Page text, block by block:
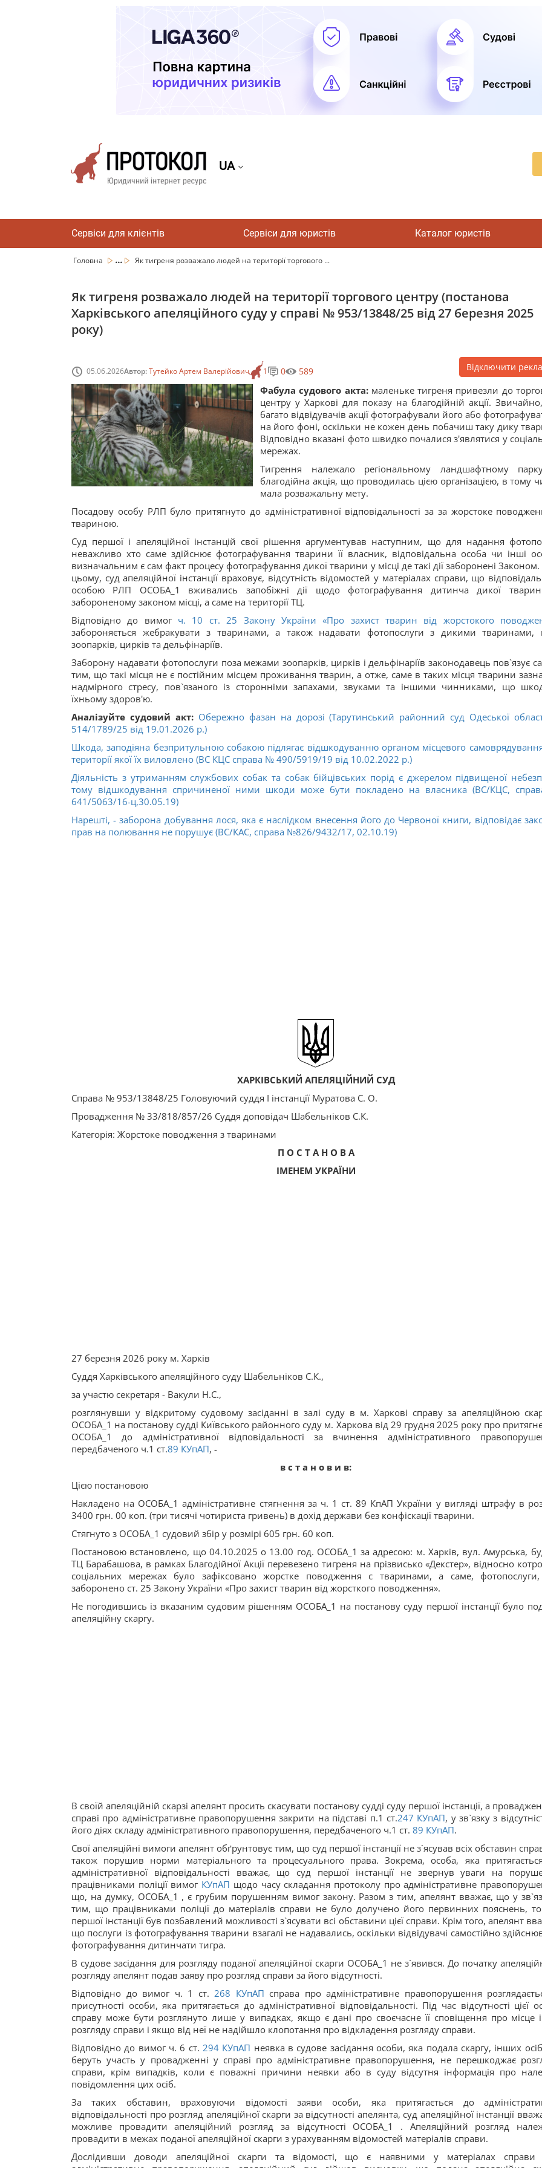
UA
Сервіси для клієнтів Сервіси для юристів Каталог юристів
Головна ... Як тигреня розважало людей на території торгового ...
Як тигреня розважало людей на території торгового центру (постанова
Харківського апеляційного суду у справі № 953/13848/25 від 27 березня 2025
року)
05.06.2026Автор:Тутейко Артем Валерійович 1 0 589 Відключити
Фабула судового акта: маленьке тигреня привезли до
центру у Харкові для показу на благодійній акції.
багато відвідувачів акції фотографували його або
на його фоні, оскільки не кожен день побачиш таку дику
Відповідно вказані фото швидко почалися з'являтися у
мережах.
Тигрення належало регіональному ландшафтному
благодійна акція, що проводилась цією організацією, в тому
мала розважальну мету.
Посадову особу РЛП було притягнуто до адміністративної відповідальності за за жорстоке
твариною.
Суд першої і апеляційної інстанцій свої рішення аргументував наступним, що для надання
неважливо хто саме здійснює фотографування тварини її власник, відповідальна особа чи інші
визначальним є сам факт процесу фотографування дикої тварини у місці де такі дії заборонені
цьому, суд апеляційної інстанції враховує, відсутність відомостей у матеріалах справи, що
особою РЛП ОСОБА_1 вживались запобіжні дії щодо фотографування дитинча дикої
забороненому законом місці, а саме на території ТЦ.
Відповідно до вимог ч. 10 ст. 25 Закону України «Про захист тварин від жорстокого
забороняється жебракувати з тваринами, а також надавати фотопослуги з дикими тваринами,
зоопарків, цирків та дельфінаріїв.
Заборону надавати фотопослуги поза межами зоопарків, цирків і дельфінаріїв законодавець пов`язує
тим, що такі місця не є постійним місцем проживання тварин, а отже, саме в таких місця тварини
надмірного стресу, пов`язаного із сторонніми запахами, звуками та іншими чинниками, що
їхньому здоров'ю.
Аналізуйте судовий акт: Обережно фазан на дорозі (Тарутинський районний суд Одеської
514/1789/25 від 19.01.2026 р.)
Шкода, заподіяна безпритульною собакою підлягає відшкодуванню органом місцевого
території якої їх виловлено (ВС КЦС справа № 490/5919/19 від 10.02.2022 р.)
Діяльність з утриманням службових собак та собак бійцівських порід є джерелом підвищеної
тому відшкодування спричиненої ними шкоди може бути покладено на власника (ВС/КЦС,
641/5063/16-ц,30.05.19)
Нарешті, - заборона добування лося, яка є наслідком внесення його до Червоної книги, відповідає
прав на полювання не порушує (ВС/КАС, справа №826/9432/17, 02.10.19)
ХАРКІВСЬКИЙ АПЕЛЯЦІЙНИЙ СУД
Справа № 953/13848/25 Головуючий суддя І інстанції Муратова С. О.
Провадження № 33/818/857/26 Суддя доповідач Шабельніков С.К.
Категорія: Жорстоке поводження з тваринами
П О С Т А Н О В А
ІМЕНЕМ УКРАЇНИ
27 березня 2026 року м. Харків
Суддя Харківського апеляційного суду Шабельніков С.К.,
за участю секретаря - Вакули Н.С.,
розглянувши у відкритому судовому засіданні в залі суду в м. Харкові справу за апеляційною
ОСОБА_1 на постанову судді Київського районного суду м. Харкова від 29 грудня 2025 року про
ОСОБА_1 до адміністративної відповідальності за вчинення адміністративного
передбаченого ч.1 ст.89 КУпАП, -
в с т а н о в и в:
Цією постановою
Накладено на ОСОБА_1 адміністративне стягнення за ч. 1 ст. 89 КпАП України у вигляді штрафу в
3400 грн. 00 коп. (три тисячі чотириста гривень) в дохід держави без конфіскації тварини.
Стягнуто з ОСОБА_1 судовий збір у розмірі 605 грн. 60 коп.
Постановою встановлено, що 04.10.2025 о 13.00 год. ОСОБА_1 за адресою: м. Харків, вул. Амурська,
ТЦ Барабашова, в рамках Благодійної Акції перевезено тигреня на прізвисько «Декстер», відносно
соціальних мережах було зафіксовано жорстке поводження с тваринами, а саме,
заборонено ст. 25 Закону України «Про захист тварин від жорсткого поводження».
Не погодившись із вказаним судовим рішенням ОСОБА_1 на постанову суду першої інстанції було
апеляційну скаргу.
В своїй апеляційній скарзі апелянт просить скасувати постанову судді суду першої інстанції, а
справі про адміністративне правопорушення закрити на підставі п.1 ст.247 КУпАП, у зв`язку з
його діях складу адміністративного правопорушення, передбаченого ч.1 ст. 89 КУпАП.
Свої апеляційні вимоги апелянт обґрунтовує тим, що суд першої інстанції не з`ясував всіх обставин
також порушив норми матеріального та процесуального права. Зокрема, особа, яка
адміністративної відповідальності вважає, що суд першої інстанції не звернув уваги на
працівниками поліції вимог КУпАП щодо часу складання протоколу про адміністративне
що, на думку, ОСОБА_1 , є грубим порушенням вимог закону. Разом з тим, апелянт вважає, що у
тим, що працівниками поліції до матеріалів справи не було долучено його первинних пояснень,
першої інстанції був позбавлений можливості з`ясувати всі обставини цієї справи. Крім того, апелянт
що послуги із фотографування тварини взагалі не надавались, оскільки відвідувачі самостійно
фотографування дитинчати тигра.
В судове засідання для розгляду поданої апеляційної скарги ОСОБА_1 не з`явився. До початку
розгляду апелянт подав заяву про розгляд справи за його відсутності.
Відповідно до вимог ч. 1 ст. 268 КУпАП справа про адміністративне правопорушення
присутності особи, яка притягається до адміністративної відповідальності. Під час відсутності цієї
справу може бути розглянуто лише у випадках, якщо є дані про своєчасне її сповіщення про місце
розгляду справи і якщо від неї не надійшло клопотання про відкладення розгляду справи.
Відповідно до вимог ч. 6 ст. 294 КУпАП неявка в судове засідання особи, яка подала скаргу, інших
беруть участь у провадженні у справі про адміністративне правопорушення, не перешкоджає
справи, крім випадків, коли є поважні причини неявки або в суду відсутня інформація про
повідомлення цих осіб.
За таких обставин, враховуючи відомості заяви особи, яка притягається до
відповідальності про розгляд апеляційної скарги за відсутності апелянта, суд апеляційної інстанції
можливе провадити апеляційний розгляд за відсутності ОСОБА_1 . Апеляційний розгляд
провадити в межах поданої апеляційної скарги з урахуванням відомостей матеріалів справи.
Дослідивши доводи апеляційної скарги та відомості, що є наявними у матеріалах справи